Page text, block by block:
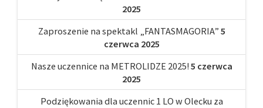
2025
Zaproszenie na spektakl „FANTASMAGORIA” 5
czerwca 2025
Nasze uczennice na METROLIDZE 2025! 5 czerwca
2025
Podziękowania dla uczennic 1 LO w Olecku za